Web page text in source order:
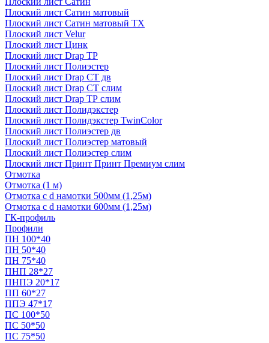
Плоский лист Сатин матовый
Плоский лист Сатин матовый TX
Плоский лист Velur
Плоский лист Цинк
Плоский лист Drap ТР
Плоский лист Полиэстер
Плоский лист Drap СТ дв
Плоский лист Drap СТ слим
Плоский лист Drap ТР слим
Плоский лист Полидэкстер
Плоский лист Полидэкстер TwinColor
Плоский лист Полиэстер дв
Плоский лист Полиэстер матовый
Плоский лист Полиэстер слим
Плоский лист Принт Принт Премиум слим
Отмотка
Отмотка (1 м)
Отмотка с d намотки 500мм (1,25м)
Отмотка с d намотки 600мм (1,25м)
ГК-профиль
Профили
ПН 100*40
ПН 50*40
ПН 75*40
ПНП 28*27
ПНПЭ 20*17
ПП 60*27
ППЭ 47*17
ПС 100*50
ПС 50*50
ПС 75*50